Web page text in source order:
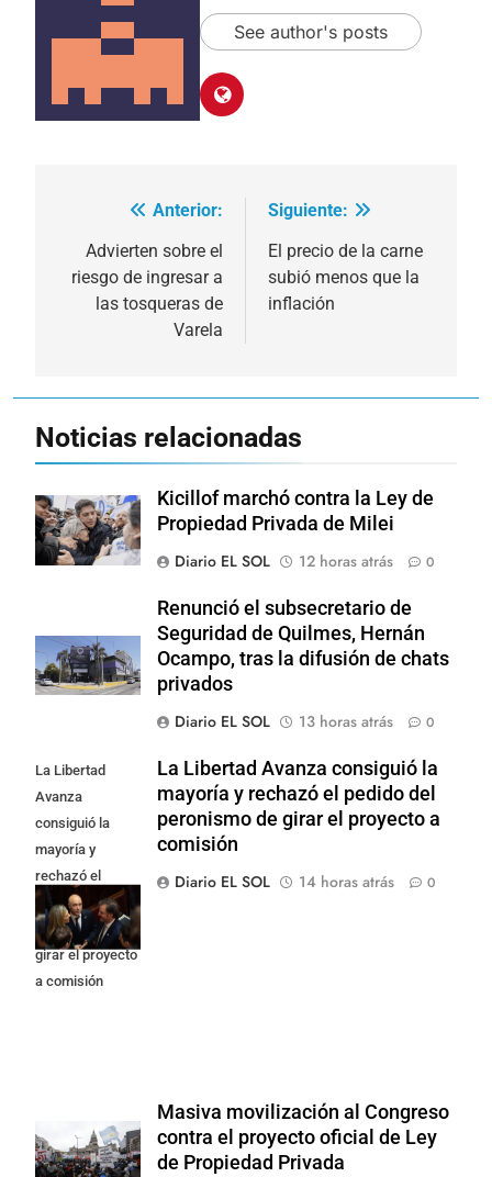
See author's posts
Navegación
entradas
Anterior:
Advierten sobre el
riesgo de ingresar a
las tosqueras de
Varela
Siguiente:
El precio de la carne
subió menos que la
inflación
Noticias relacionadas
Kicillof marchó contra la Ley de
Propiedad Privada de Milei
Diario EL SOL
12 horas atrás 0
Renunció el subsecretario de
Seguridad de Quilmes, Hernán
Ocampo, tras la difusión de chats
privados
Diario EL SOL
13 horas atrás 0
La Libertad
Avanza
consiguió la
mayoría y
rechazó el
pedido del
peronismo de
girar el proyecto
a comisión
La Libertad Avanza consiguió la
mayoría y rechazó el pedido del
peronismo de girar el proyecto a
comisión
Diario EL SOL
14 horas atrás 0
Masiva movilización al Congreso
contra el proyecto oficial de Ley
de Propiedad Privada